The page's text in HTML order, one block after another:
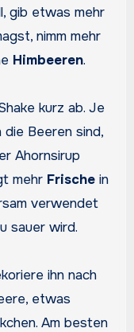
gib etwas mehr
nimm mehr
Himbeeren.
kurz ab. Je
Beeren sind,
Ahornsirup
mehr Frischein
verwendet
sauer wird.
ihn nach
etwas
Am besten